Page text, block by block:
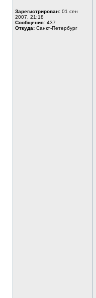
Зарегистрирован: 01 сен
2007, 21:18
Сообщения: 437
Откуда: Санкт-Петербург